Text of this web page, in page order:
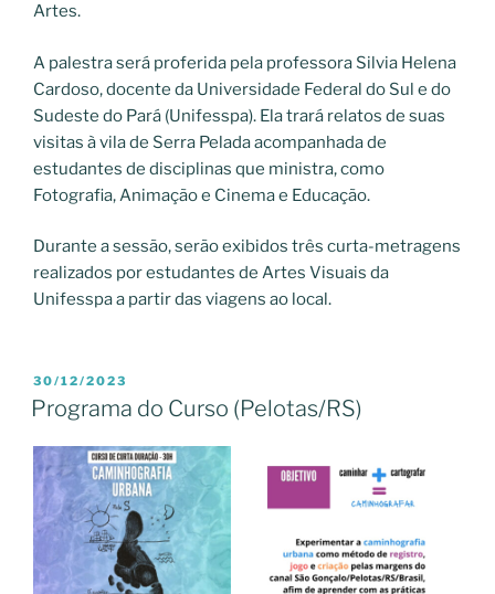
Artes.
A palestra será proferida pela professora Silvia Helena
Cardoso, docente da Universidade Federal do Sul e do
Sudeste do Pará (Unifesspa). Ela trará relatos de suas
visitas à vila de Serra Pelada acompanhada de
estudantes de disciplinas que ministra, como
Fotografia, Animação e Cinema e Educação.
Durante a sessão, serão exibidos três curta-metragens
realizados por estudantes de Artes Visuais da
Unifesspa a partir das viagens ao local.
PUBLICADO
EM
30/12/2023
Programa do Curso (Pelotas/RS)